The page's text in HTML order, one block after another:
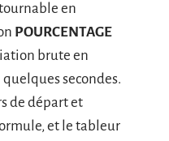
en
POURCENTAGE
brute en
secondes.
de départ et
et le tableur